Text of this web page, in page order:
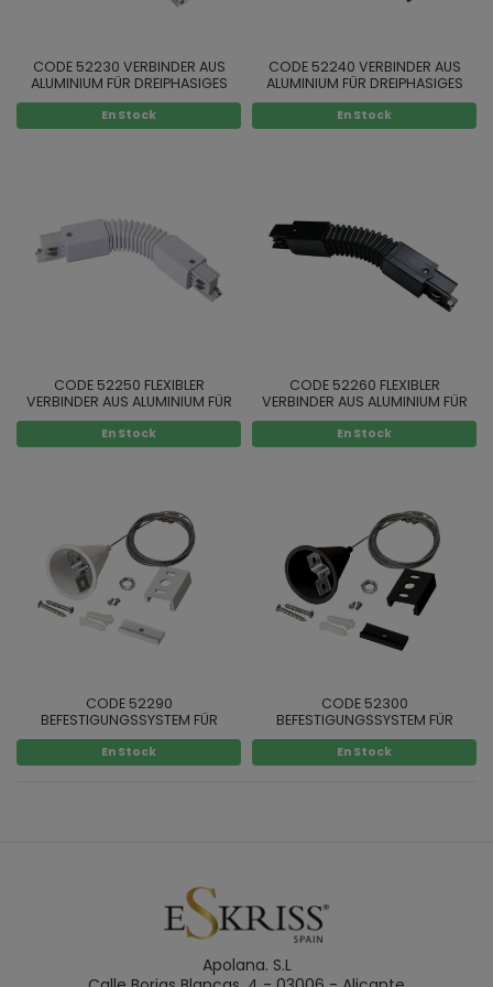
CODE 52230 VERBINDER AUS
ALUMINIUM FÜR DREIPHASIGES
SCHIENENSYSTEM TYP "T" FARBE
WEISS
En Stock
CODE 52240 VERBINDER AUS
ALUMINIUM FÜR DREIPHASIGES
SCHIENENSYSTEM TYP "T" FARBE
SCHWARZ
En Stock
CODE 52250 FLEXIBLER
VERBINDER AUS ALUMINIUM FÜR
DREIPHASIGES SCHIENENSYSTEM
FARBE WEISS
En Stock
CODE 52260 FLEXIBLER
VERBINDER AUS ALUMINIUM FÜR
DREIPHASIGES SCHIENENSYSTEM
FARBE SCHWARZ
En Stock
CODE 52290
BEFESTIGUNGSSYSTEM FÜR
SCHIENE FARBE WEISS
En Stock
CODE 52300
BEFESTIGUNGSSYSTEM FÜR
SCHIENE FARBE SCHWARZ
En Stock
Apolana. S.L